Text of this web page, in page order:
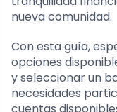
nueva comunidad.
Con esta guía,
opciones
y seleccionar un
necesidades
cuentas